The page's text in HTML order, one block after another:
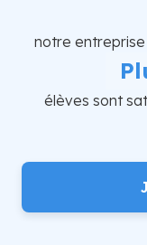
notre entreprise
élèves sont